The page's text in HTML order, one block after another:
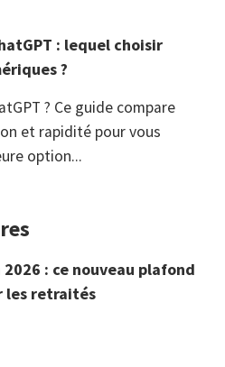
: lequel choisir
?
? Ce guide compare
et rapidité pour vous
option...
: ce nouveau plafond
les retraités